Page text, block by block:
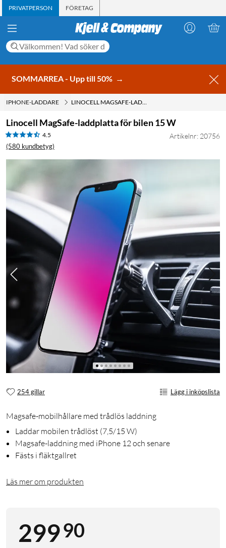
PRIVATPERSON FÖRETAG
SOMMARREA - Upp till 50% →
IPHONE-LADDARE LINOCELL MAGSAFE-LADDPLATTA FÖR BILEN 15 W
Linocell MagSafe-laddplatta för bilen 15 W
4.5
(580 kundbetyg)
Artikelnr: 20756
254 gillar Lägg i inköpslista
Magsafe-mobilhållare med trådlös laddning
Laddar mobilen trådlöst (7,5/15 W)
Magsafe-laddning med iPhone 12 och senare
Fästs i fläktgallret
Läs mer om produkten
29990